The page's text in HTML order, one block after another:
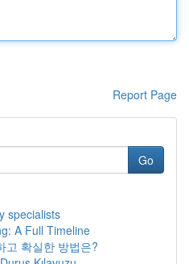
Report Page
Go
specialists
A Full Timeline
고 확실한 방법은?